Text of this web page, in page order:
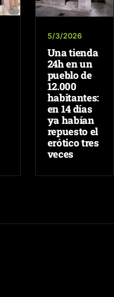
5/3/2026
Una tienda
24h en un
pueblo de
12.000
habitantes:
en 14 días
ya habían
repuesto el
erótico tres
veces